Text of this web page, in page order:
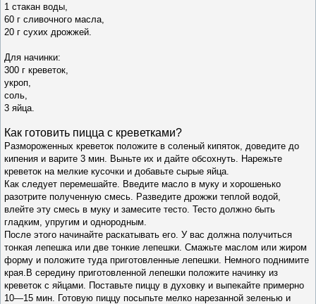
1 стакан воды,
60 г сливочного масла,
20 г сухих дрожжей.
Для начинки:
300 г креветок,
укроп,
соль,
3 яйца.
Как готовить пицца с креветками?
Размороженных креветок положите в соленый кипяток, доведите до
кипения и варите 3 мин. Выньте их и дайте обсохнуть. Нарежьте
креветок на мелкие кусочки и добавьте сырые яйца.
Как следует перемешайте. Введите масло в муку и хорошенько
разотрите полученную смесь. Разведите дрожжи теплой водой,
влейте эту смесь в муку и замесите тесто. Тесто должно быть
гладким, упругим и однородным.
После этого начинайте раскатывать его. У вас должна получиться
тонкая лепешка или две тонкие лепешки. Смажьте маслом или жиром
форму и положите туда приготовленные лепешки. Немного поднимите
края. В середину приготовленной лепешки положите начинку из
креветок с яйцами. Поставьте пиццу в духовку и выпекайте примерно
10—15 мин. Готовую пиццу посыпьте мелко нарезанной зеленью и